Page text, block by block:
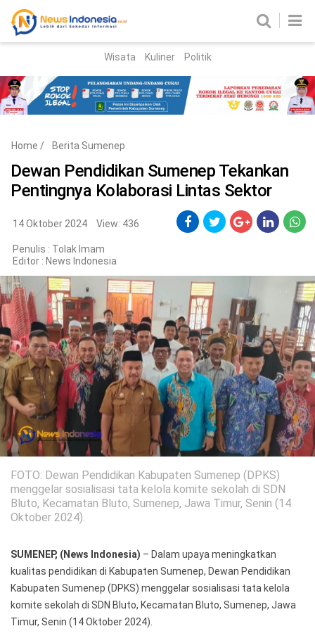
Parlemen
Regional
Nasional
Peristiwa
Hukum Kriminal
Korupsi
Politik
Gaya Hidup
Kesehatan Kuliner
Otomotif
Iptek
Pendidikan Ilmiah
Teknologi
Sosial Budaya
Wisata
Wisata Kuliner Politik
Home / Berita Sumenep
Dewan Pendidikan Sumenep Tekankan
Pentingnya Kolaborasi Lintas Sektor
14 Oktober 2024 View: 436
Penulis : Tolak Imam
Editor : News Indonesia
FOTO: Dewan Pendidikan Kabupaten Sumenep (DPKS)
menggelar sosialisasi tata kelola komite sekolah di SDN
Bluto, Kecamatan Bluto, Sumenep, Jawa Timur, Senin (14
Oktober 2024).
SUMENEP, (News Indonesia) – Dalam upaya meningkatkan
kualitas pendidikan di Kabupaten Sumenep, Dewan Pendidikan
Kabupaten Sumenep (DPKS) menggelar sosialisasi tata kelola
komite sekolah di SDN Bluto, Kecamatan Bluto, Sumenep, Jawa
Timur, Senin (14 Oktober 2024).